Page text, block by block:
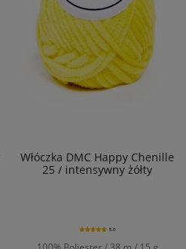
Włóczka DMC Happy Chenille
25 / intensywny żółty
5.0